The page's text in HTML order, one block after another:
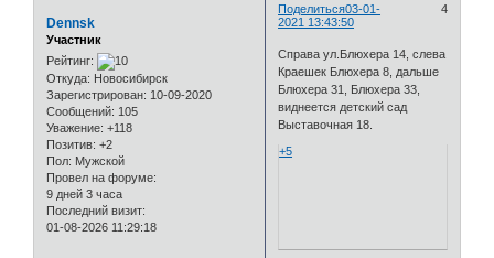
Поделиться 4
03-01-
2021 13:43:50
Dennsk
Участник
Рейтинг:
Откуда: Новосибирск
Зарегистрирован: 10-09-2020
Сообщений: 105
Уважение: +118
Позитив: +2
Пол: Мужской
Провел на форуме:
9 дней 3 часа
Последний визит:
01-08-2026 11:29:18
Справа ул.Блюхера 14, слева
Краешек Блюхера 8, дальше
Блюхера 31, Блюхера 33,
виднеется детский сад
Выставочная 18.
+5